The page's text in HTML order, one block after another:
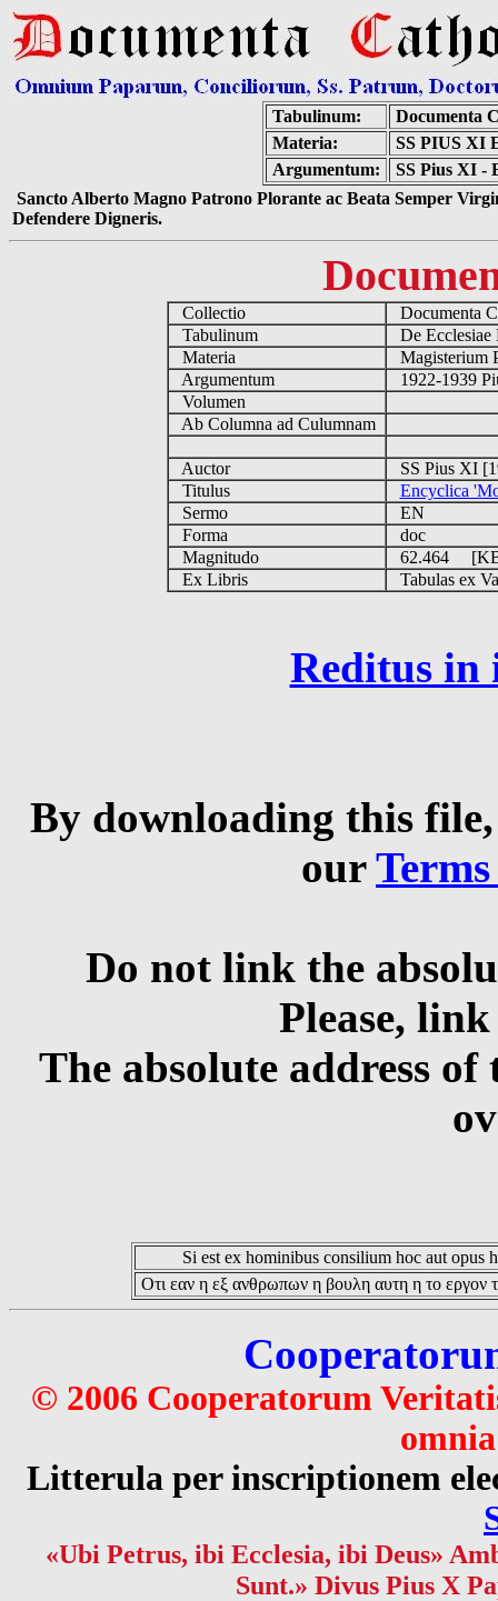
Tabulinum:
Documenta
Materia:
SS PIUS XI
Argumentum:
SS Pius XI -
Sancto Alberto Magno Patrono Plorante ac Beata Semper
Defendere Digneris.
Collectio
Documenta
Tabulinum
De
Materia
Magisterium
Argumentum
1922-1939
Volumen
Ab Columna ad Culumnam
Auctor
SS Pius XI
Titulus
Encyclica
Sermo
EN
Forma
doc
Magnitudo
62.464
Ex Libris
Tabulas ex
Reditus in
By downloading this
our
Do not link the
Please,
The absolute address
Si est ex hominibus consilium hoc aut opus
Οτι εαν η εξ ανθρωπων η βουλη αυτη η το εργον
© 2006 Cooperatorum
Litterula per inscriptionem
«Ubi Petrus, ibi Ecclesia, ibi Deus»
Sunt.» Divus Pius X